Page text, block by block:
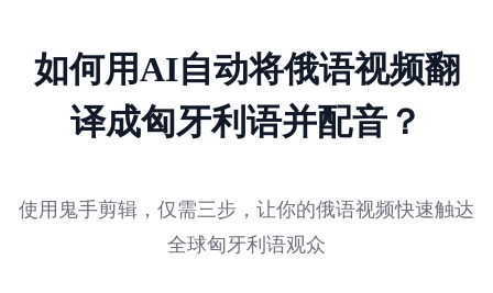
如何用AI自动将俄语视频翻
译成匈牙利语并配音？
使用鬼手剪辑，仅需三步，让你的俄语视频快速触达
全球匈牙利语观众